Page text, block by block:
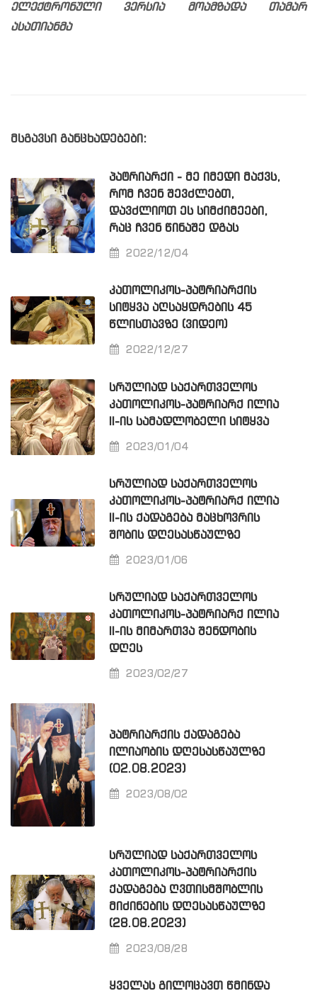
ელექტრონული ვერსია მოამზადა თამარ
ასათიანმა
მსგავსი განცხადებები:
ᲞᲐᲢᲠᲘᲐᲠᲥᲘ - ᲛᲔ ᲘᲛᲔᲓᲘ ᲛᲐᲥᲕᲡ,
ᲠᲝᲛ ᲩᲕᲔᲜ ᲨᲔᲕᲫᲚᲔᲑᲗ,
ᲓᲐᲕᲫᲚᲘᲝᲗ ᲔᲡ ᲡᲘᲛᲫᲘᲛᲔᲔᲑᲘ,
ᲠᲐᲪ ᲩᲕᲔᲜ ᲬᲘᲜᲐᲨᲔ ᲓᲒᲐᲡ
2022/12/04
ᲙᲐᲗᲝᲚᲘᲙᲝᲡ-ᲞᲐᲢᲠᲘᲐᲠᲥᲘᲡ
ᲡᲘᲢᲧᲕᲐ ᲐᲦᲡᲐᲧᲓᲠᲔᲑᲘᲡ 45
ᲬᲚᲘᲡᲗᲐᲕᲖᲔ (ᲕᲘᲓᲔᲝ)
2022/12/27
ᲡᲠᲣᲚᲘᲐᲓ ᲡᲐᲥᲐᲠᲗᲕᲔᲚᲝᲡ
ᲙᲐᲗᲝᲚᲘᲙᲝᲡ-ᲞᲐᲢᲠᲘᲐᲠᲥ ᲘᲚᲘᲐ
II-ᲘᲡ ᲡᲐᲛᲐᲓᲚᲝᲑᲔᲚᲘ ᲡᲘᲢᲧᲕᲐ
2023/01/04
ᲡᲠᲣᲚᲘᲐᲓ ᲡᲐᲥᲐᲠᲗᲕᲔᲚᲝᲡ
ᲙᲐᲗᲝᲚᲘᲙᲝᲡ-ᲞᲐᲢᲠᲘᲐᲠᲥ ᲘᲚᲘᲐ
II-ᲘᲡ ᲥᲐᲓᲐᲒᲔᲑᲐ ᲛᲐᲪᲮᲝᲕᲠᲘᲡ
ᲨᲝᲑᲘᲡ ᲓᲦᲔᲡᲐᲡᲬᲐᲣᲚᲖᲔ
2023/01/06
ᲡᲠᲣᲚᲘᲐᲓ ᲡᲐᲥᲐᲠᲗᲕᲔᲚᲝᲡ
ᲙᲐᲗᲝᲚᲘᲙᲝᲡ-ᲞᲐᲢᲠᲘᲐᲠᲥ ᲘᲚᲘᲐ
II-ᲘᲡ ᲛᲘᲛᲐᲠᲗᲕᲐ ᲨᲔᲜᲓᲝᲑᲘᲡ
ᲓᲦᲔᲡ
2023/02/27
ᲞᲐᲢᲠᲘᲐᲠᲥᲘᲡ ᲥᲐᲓᲐᲒᲔᲑᲐ
ᲘᲚᲘᲐᲝᲑᲘᲡ ᲓᲦᲔᲡᲐᲡᲬᲐᲣᲚᲖᲔ
(02.08.2023)
2023/08/02
ᲡᲠᲣᲚᲘᲐᲓ ᲡᲐᲥᲐᲠᲗᲕᲔᲚᲝᲡ
ᲙᲐᲗᲝᲚᲘᲙᲝᲡ-ᲞᲐᲢᲠᲘᲐᲠᲥᲘᲡ
ᲥᲐᲓᲐᲒᲔᲑᲐ ᲦᲕᲗᲘᲡᲛᲨᲝᲑᲚᲘᲡ
ᲛᲘᲫᲘᲜᲔᲑᲘᲡ ᲓᲦᲔᲡᲐᲡᲬᲐᲣᲚᲖᲔ
(28.08.2023)
2023/08/28
ᲧᲕᲔᲚᲐᲡ ᲒᲘᲚᲝᲪᲐᲕᲗ ᲬᲛᲘᲜᲓᲐ